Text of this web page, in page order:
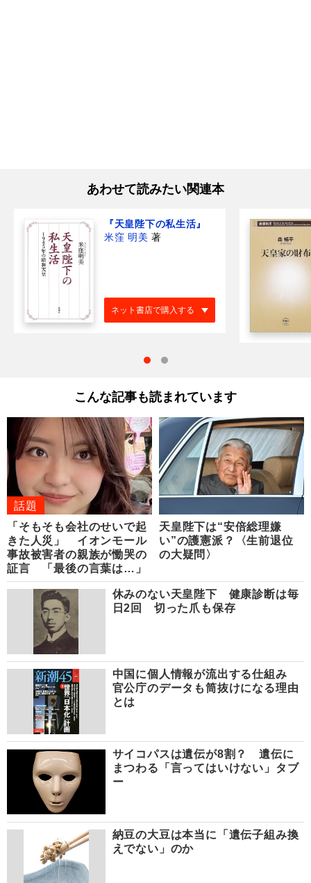
あわせて読みたい関連本
『天皇陛下の私生活』
米窪 明美 著
ネット書店で購入する
こんな記事も読まれています
話題
「そもそも会社のせいで起
きた人災」 イオンモール
事故被害者の親族が慟哭の
証言 「最後の言葉は…」
天皇陛下は“安倍総理嫌
い”の護憲派？〈生前退位
の大疑問〉
休みのない天皇陛下 健康診断は毎
日2回 切った爪も保存
中国に個人情報が流出する仕組み
官公庁のデータも筒抜けになる理由
とは
サイコパスは遺伝が8割？ 遺伝に
まつわる「言ってはいけない」タブ
ー
納豆の大豆は本当に「遺伝子組み換
えでない」のか